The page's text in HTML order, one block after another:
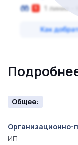
Общее:
Организационно-
ИП